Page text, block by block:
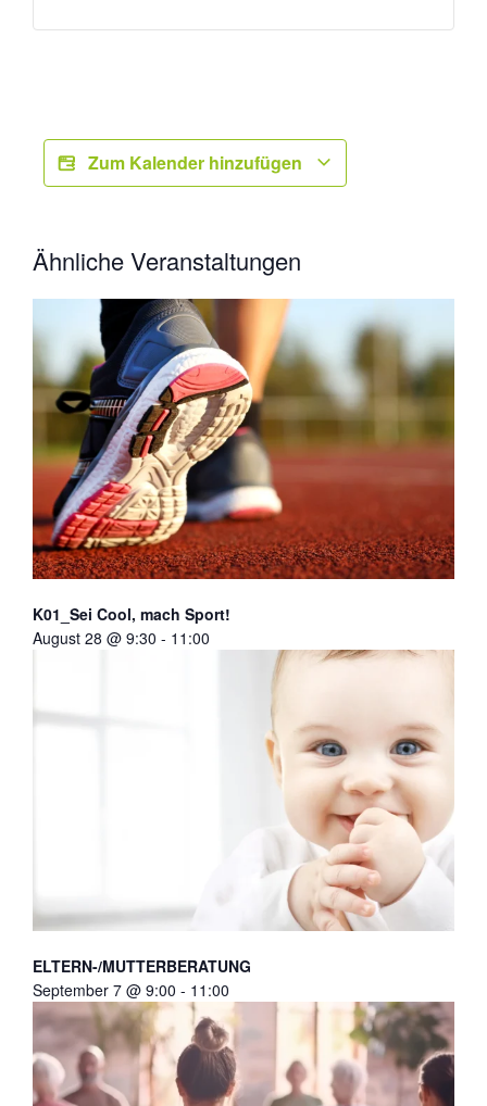
Zum Kalender hinzufügen
Ähnliche Veranstaltungen
K01_Sei Cool, mach Sport!
August 28 @ 9:30 - 11:00
ELTERN-/MUTTERBERATUNG
September 7 @ 9:00 - 11:00